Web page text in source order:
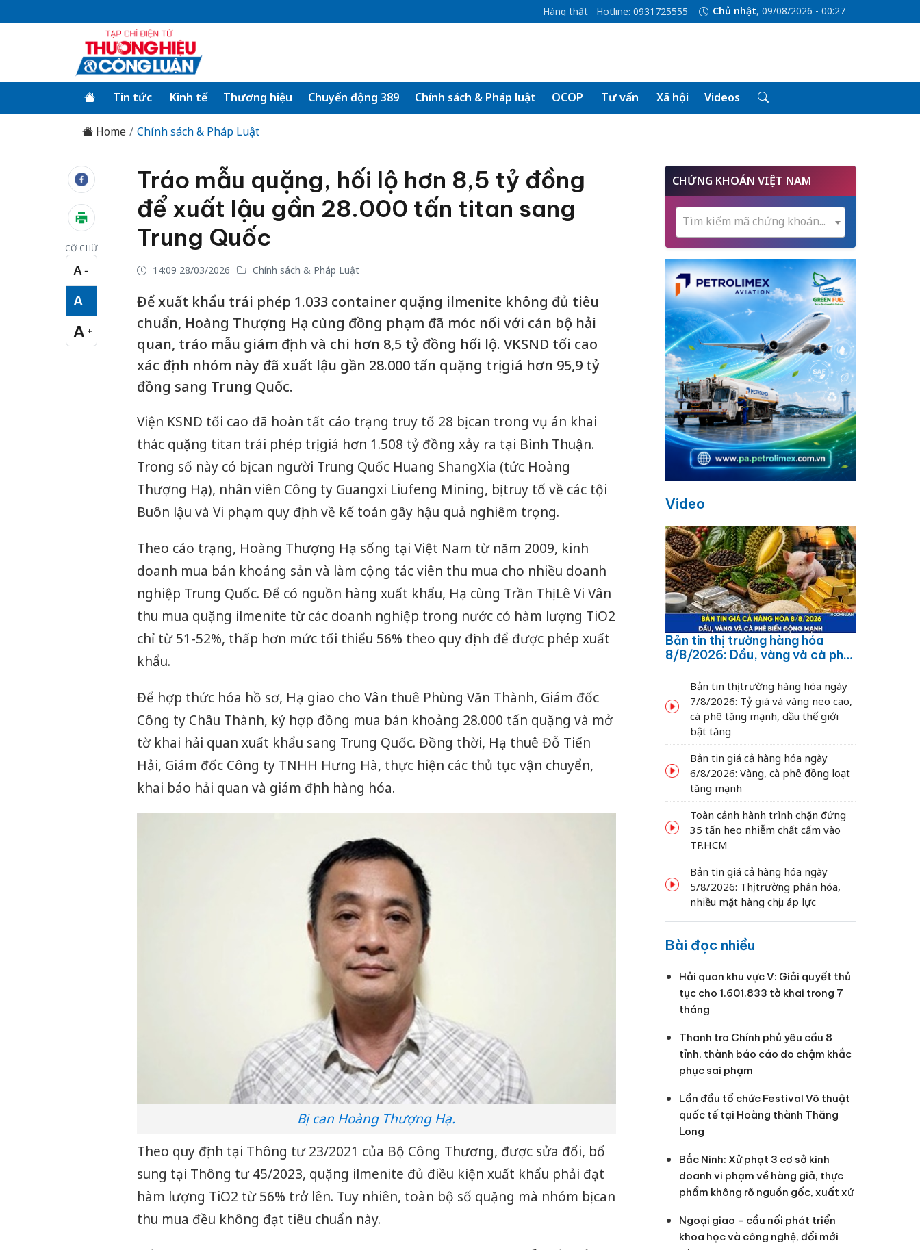
Hàng thật Hotline: 0931725555 Chủ nhật, 09/08/2026 - 00:27
Tin tức Kinh tế Thương hiệu Chuyển động 389 Chính sách & Pháp luật OCOP Tư vấn Xã hội Videos
Home Chính sách & Pháp Luật
CỠ CHỮ
A −
Cỡ chữ nhỏ
A
Cỡ chữ vừa
A +
Cỡ chữ lớn
Tráo mẫu quặng, hối lộ hơn 8,5 tỷ đồng
để xuất lậu gần 28.000 tấn titan sang
Trung Quốc
14:09 28/03/2026 Chính sách & Pháp Luật
Để xuất khẩu trái phép 1.033 container quặng ilmenite không đủ tiêu
chuẩn, Hoàng Thượng Hạ cùng đồng phạm đã móc nối với cán bộ hải
quan, tráo mẫu giám định và chi hơn 8,5 tỷ đồng hối lộ. VKSND tối cao
xác định nhóm này đã xuất lậu gần 28.000 tấn quặng trị giá hơn 95,9 tỷ
đồng sang Trung Quốc.
Viện KSND tối cao đã hoàn tất cáo trạng truy tố 28 bị can trong vụ án khai
thác quặng titan trái phép trị giá hơn 1.508 tỷ đồng xảy ra tại Bình Thuận.
Trong số này có bị can người Trung Quốc Huang ShangXia (tức Hoàng
Thượng Hạ), nhân viên Công ty Guangxi Liufeng Mining, bị truy tố về các tội
Buôn lậu và Vi phạm quy định về kế toán gây hậu quả nghiêm trọng.
Theo cáo trạng, Hoàng Thượng Hạ sống tại Việt Nam từ năm 2009, kinh
doanh mua bán khoáng sản và làm cộng tác viên thu mua cho nhiều doanh
nghiệp Trung Quốc. Để có nguồn hàng xuất khẩu, Hạ cùng Trần Thị Lê Vi Vân
thu mua quặng ilmenite từ các doanh nghiệp trong nước có hàm lượng TiO2
chỉ từ 51-52%, thấp hơn mức tối thiểu 56% theo quy định để được phép xuất
khẩu.
Để hợp thức hóa hồ sơ, Hạ giao cho Vân thuê Phùng Văn Thành, Giám đốc
Công ty Châu Thành, ký hợp đồng mua bán khoảng 28.000 tấn quặng và mở
tờ khai hải quan xuất khẩu sang Trung Quốc. Đồng thời, Hạ thuê Đỗ Tiến
Hải, Giám đốc Công ty TNHH Hưng Hà, thực hiện các thủ tục vận chuyển,
khai báo hải quan và giám định hàng hóa.
Bị can Hoàng Thượng Hạ.
Theo quy định tại Thông tư 23/2021 của Bộ Công Thương, được sửa đổi, bổ
sung tại Thông tư 45/2023, quặng ilmenite đủ điều kiện xuất khẩu phải đạt
hàm lượng TiO2 từ 56% trở lên. Tuy nhiên, toàn bộ số quặng mà nhóm bị can
thu mua đều không đạt tiêu chuẩn này.
CHỨNG KHOÁN VIỆT NAM
Tìm kiếm mã chứng khoán...
Video
Bản tin thị trường hàng hóa
8/8/2026: Dầu, vàng và cà phê
Bản tin thị trường hàng hóa ngày
7/8/2026: Tỷ giá và vàng neo cao,
cà phê tăng mạnh, dầu thế giới
bật tăng
Bản tin giá cả hàng hóa ngày
6/8/2026: Vàng, cà phê đồng loạt
tăng mạnh
Toàn cảnh hành trình chặn đứng
35 tấn heo nhiễm chất cấm vào
TP.HCM
Bản tin giá cả hàng hóa ngày
5/8/2026: Thị trường phân hóa,
nhiều mặt hàng chịu áp lực
Bài đọc nhiều
Hải quan khu vực V: Giải quyết thủ
tục cho 1.601.833 tờ khai trong 7
tháng
Thanh tra Chính phủ yêu cầu 8
tỉnh, thành báo cáo do chậm khắc
phục sai phạm
Lần đầu tổ chức Festival Võ thuật
quốc tế tại Hoàng thành Thăng
Long
Bắc Ninh: Xử phạt 3 cơ sở kinh
doanh vi phạm về hàng giả, thực
phẩm không rõ nguồn gốc, xuất xứ
Ngoại giao - cầu nối phát triển
khoa học và công nghệ, đổi mới